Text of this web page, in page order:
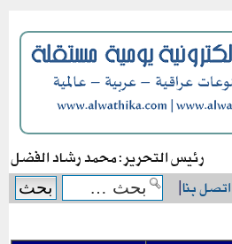
رئيس التحرير: محمد رشاد الفضل
اتصل بنا|